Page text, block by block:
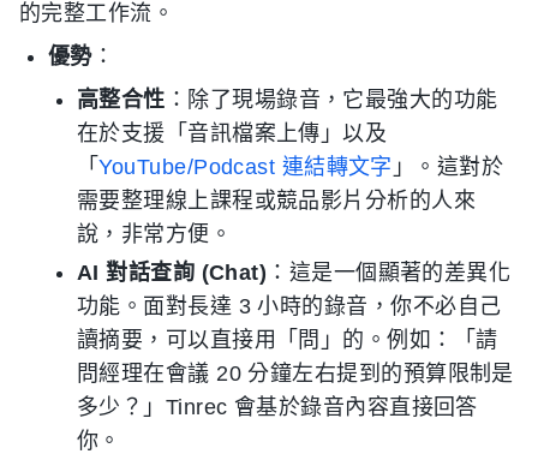
的完整工作流。
優勢：
高整合性 ：除了現場錄音，它最強大的功能
在於支援「音訊檔案上傳」以及
「YouTube/Podcast 連結轉文字 」。這對於
需要整理線上課程或競品影片分析的人來
說，非常方便。
AI 對話查詢 (Chat) ：這是一個顯著的差異化
功能。面對長達 3 小時的錄音，你不必自己
讀摘要，可以直接用「問」的。例如：「請
問經理在會議 20 分鐘左右提到的預算限制是
多少？」Tinrec 會基於錄音內容直接回答
你。